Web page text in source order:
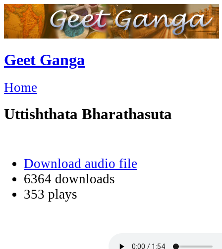
Geet Ganga
Home
Uttishthata Bharathasuta
Download audio file
6364 downloads
353 plays